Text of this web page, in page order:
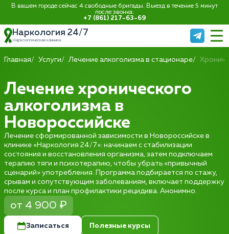
В вашем городе сейчас 4 свободные бригады. Выезд в течение 5 минут
после звонка:
+7 (861) 217-63-69
Наркология 24/7
Наркологическая клиника
Главная Услуги Лечение алкоголизма в стационаре
Лечение хронического
алкоголизма в
Новороссийске
Лечение сформированной зависимости в Новороссийске в
клинике «Наркология 24/7»: начинаем с стабилизации
состояния и восстановления организма, затем подключаем
терапию тяги и психотерапию, чтобы убрать «привычный
сценарий» употребления. Программа подбирается по стажу,
срывам и сопутствующим заболеваниям, включает поддержку
после курса и план профилактики рецидива. Анонимно.
от 4 900 ₽
Записаться Полезные курсы